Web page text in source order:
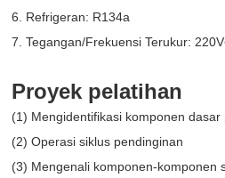
6. Refrigeran: R134a
7. Tegangan/Frekuensi Terukur:
Proyek pelatihan
(1) Mengidentifikasi komponen
(2) Operasi siklus pendinginan
(3) Mengenali komponen-komponen